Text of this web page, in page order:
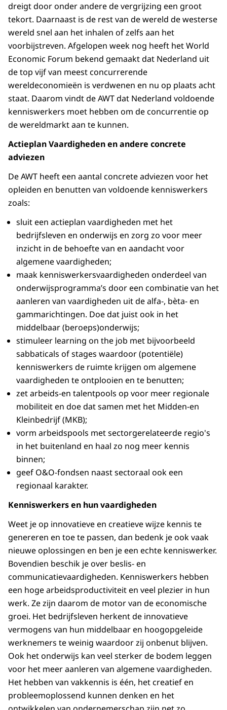
dreigt door onder andere de vergrijzing een groot
tekort. Daarnaast is de rest van de wereld de westerse
wereld snel aan het inhalen of zelfs aan het
voorbijstreven. Afgelopen week nog heeft het World
Economic Forum bekend gemaakt dat Nederland uit
de top vijf van meest concurrerende
wereldeconomieën is verdwenen en nu op plaats acht
staat. Daarom vindt de AWT dat Nederland voldoende
kenniswerkers moet hebben om de concurrentie op
de wereldmarkt aan te kunnen.
Actieplan Vaardigheden en andere concrete
adviezen
De AWT heeft een aantal concrete adviezen voor het
opleiden en benutten van voldoende kenniswerkers
zoals:
sluit een actieplan vaardigheden met het
bedrijfsleven en onderwijs en zorg zo voor meer
inzicht in de behoefte van en aandacht voor
algemene vaardigheden;
maak kenniswerkersvaardigheden onderdeel van
onderwijsprogramma’s door een combinatie van het
aanleren van vaardigheden uit de alfa-, bèta- en
gammarichtingen. Doe dat juist ook in het
middelbaar (beroeps)onderwijs;
stimuleer learning on the job met bijvoorbeeld
sabbaticals of stages waardoor (potentiële)
kenniswerkers de ruimte krijgen om algemene
vaardigheden te ontplooien en te benutten;
zet arbeids-en talentpools op voor meer regionale
mobiliteit en doe dat samen met het Midden-en
Kleinbedrijf (MKB);
vorm arbeidspools met sectorgerelateerde regio's
in het buitenland en haal zo nog meer kennis
binnen;
geef O&O-fondsen naast sectoraal ook een
regionaal karakter.
Kenniswerkers en hun vaardigheden
Weet je op innovatieve en creatieve wijze kennis te
genereren en toe te passen, dan bedenk je ook vaak
nieuwe oplossingen en ben je een echte kenniswerker.
Bovendien beschik je over beslis- en
communicatievaardigheden. Kenniswerkers hebben
een hoge arbeidsproductiviteit en veel plezier in hun
werk. Ze zijn daarom de motor van de economische
groei. Het bedrijfsleven herkent de innovatieve
vermogens van hun middelbaar en hoogopgeleide
werknemers te weinig waardoor zij onbenut blijven.
Ook het onderwijs kan veel sterker de bodem leggen
voor het meer aanleren van algemene vaardigheden.
Het hebben van vakkennis is één, het creatief en
probleemoplossend kunnen denken en het